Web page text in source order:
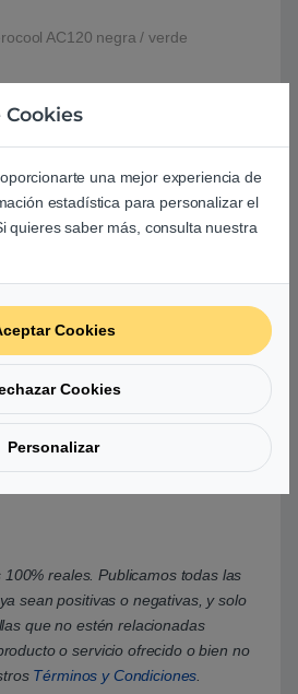
AC120 negra / verde
1
0
reales. Publicamos todas las
sean positivas o negativas, y solo
que no estén relacionadas
o servicio ofrecido o bien no
Términos y Condiciones
una mejor experiencia de
estadística para personalizar el
quieres saber más, consulta nuestra
Cookies
Cookies
Personalizar